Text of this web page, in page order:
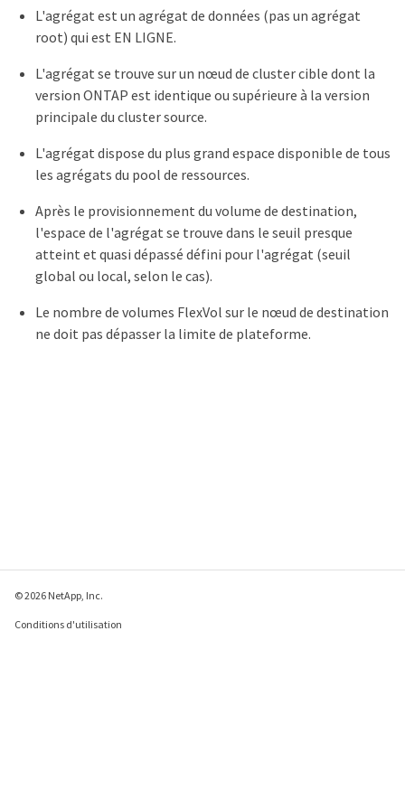
L'agrégat est un agrégat de données (pas un agrégat
root) qui est EN LIGNE.
L'agrégat se trouve sur un nœud de cluster cible dont la
version ONTAP est identique ou supérieure à la version
principale du cluster source.
L'agrégat dispose du plus grand espace disponible de tous
les agrégats du pool de ressources.
Après le provisionnement du volume de destination,
l'espace de l'agrégat se trouve dans le seuil presque
atteint et quasi dépassé défini pour l'agrégat (seuil
global ou local, selon le cas).
Le nombre de volumes FlexVol sur le nœud de destination
ne doit pas dépasser la limite de plateforme.
© 2026 NetApp, Inc.
Conditions d'utilisation